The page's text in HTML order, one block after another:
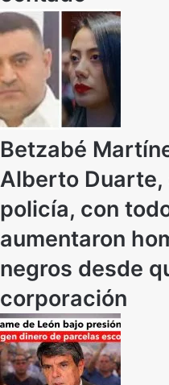
Betzabé
Alberto Duarte,
policía, con
aumentaron
negros desde
corporación